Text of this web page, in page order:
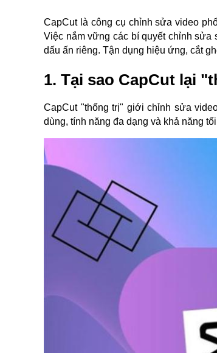
CapCut là công cụ chỉnh sửa video
Việc nắm vững các bí quyết chỉnh
dấu ấn riêng. Tận dụng hiệu ứng, cắt
1. Tại sao CapCut lại
CapCut "thống trị" giới chỉnh sửa
dùng, tính năng đa dạng và khả năng